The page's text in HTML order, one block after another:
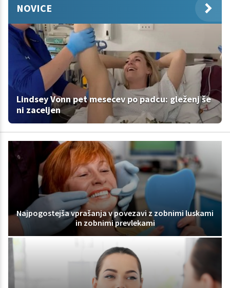
NOVICE
Lindsey Vonn pet mesecev po padcu: gleženj še
ni zaceljen
Najpogostejša vprašanja v povezavi z zobnimi luskami
in zobnimi prevlekami